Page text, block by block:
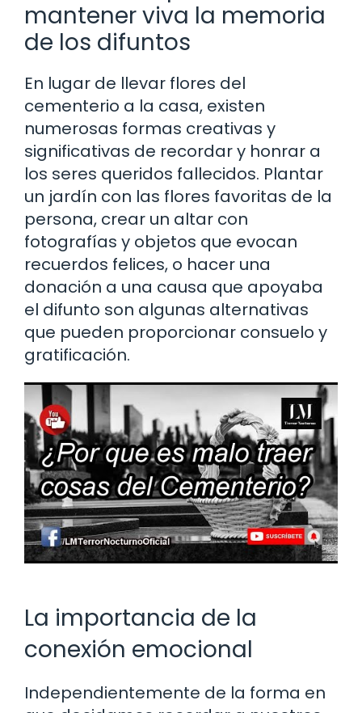
mantener viva la memoria
de los difuntos
En lugar de llevar flores del
cementerio a la casa, existen
numerosas formas creativas y
significativas de recordar y honrar a
los seres queridos fallecidos. Plantar
un jardín con las flores favoritas de la
persona, crear un altar con
fotografías y objetos que evocan
recuerdos felices, o hacer una
donación a una causa que apoyaba
el difunto son algunas alternativas
que pueden proporcionar consuelo y
gratificación.
La importancia de la
conexión emocional
Independientemente de la forma en